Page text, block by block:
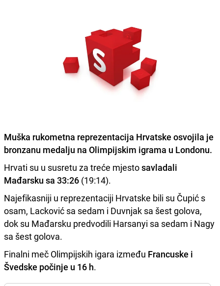
Muška rukometna reprezentacija Hrvatske osvojila je
bronzanu medalju na Olimpijskim igrama u Londonu.
Hrvati su u susretu za treće mjestosavladali
Mađarsku sa 33:26 (19:14).
Najefikasniji u reprezentaciji Hrvatske bili su Čupić s
osam, Lacković sa sedam i Duvnjak sa šest golova,
dok su Mađarsku predvodili Harsanyi sa sedam i Nagy
sa šest golova.
Finalni meč Olimpijskih igara između Francuske i
Švedske počinje u 16 h.